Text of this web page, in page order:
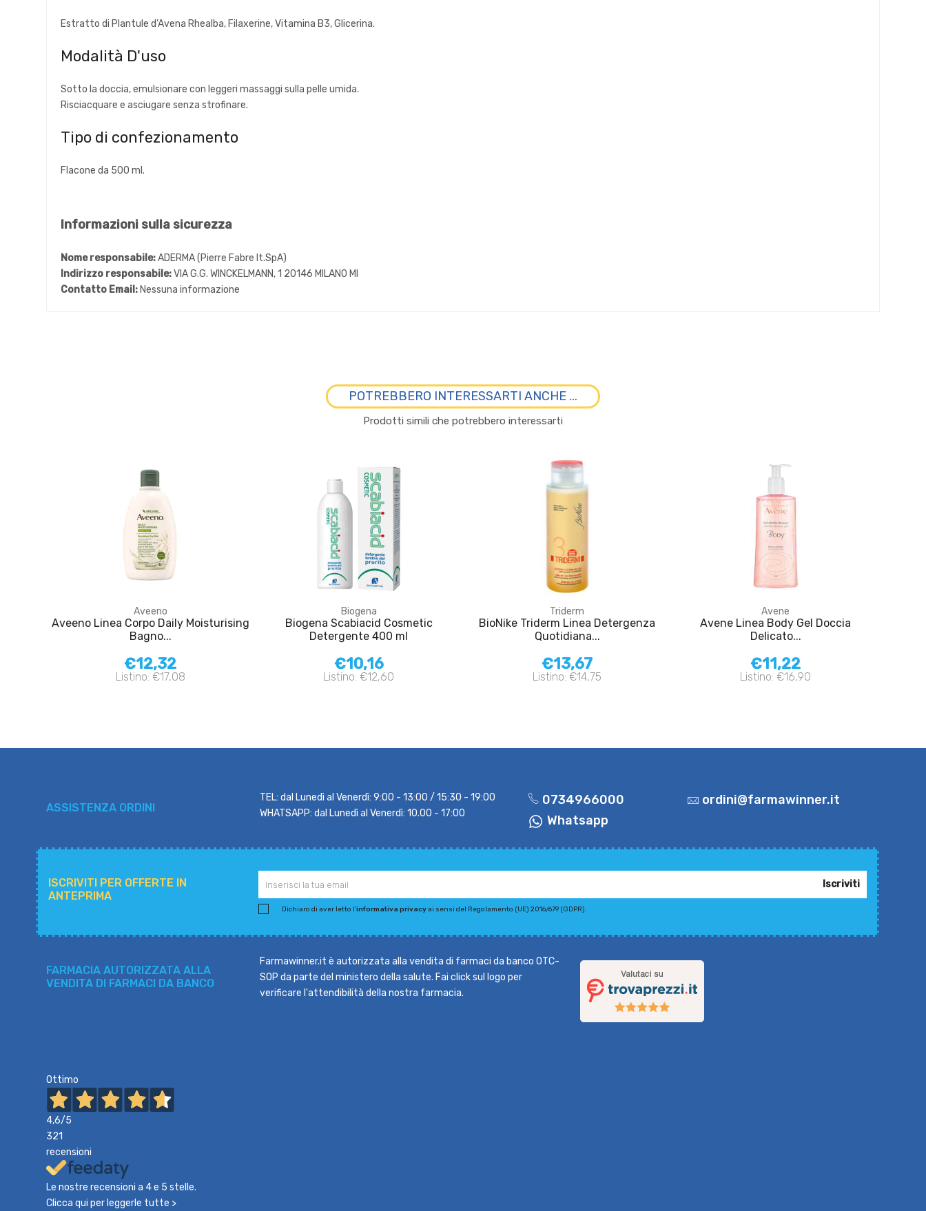
Estratto di Plantule d’Avena Rhealba, Filaxerine, Vitamina B3, Glicerina.
Modalità D'uso
Sotto la doccia, emulsionare con leggeri massaggi sulla pelle umida.
Risciacquare e asciugare senza strofinare.
Tipo di confezionamento
Flacone da 500 ml.
Informazioni sulla sicurezza
Nome responsabile:ADERMA (Pierre Fabre It.SpA)
Indirizzo responsabile:VIA G.G. WINCKELMANN, 1 20146 MILANO MI
Contatto Email: Nessuna informazione
POTREBBERO INTERESSARTI ANCHE ...
Prodotti simili che potrebbero interessarti
Aveeno
Aveeno Linea Corpo Daily Moisturising
Bagno...
€12,32
Listino: €17,08
Biogena
Biogena Scabiacid Cosmetic
Detergente 400 ml
€10,16
Listino: €12,60
Triderm
BioNike Triderm Linea Detergenza
Quotidiana...
€13,67
Listino: €14,75
Avene
Avene Linea Body Gel Doccia
Delicato...
€11,22
Listino: €16,90
ASSISTENZA ORDINI
TEL: dal Lunedì al Venerdì: 9:00 - 13:00 / 15:30 - 19:00
WHATSAPP: dal Lunedì al Venerdì: 10.00 - 17:00
0734966000
Whatsapp
ordini@farmawinner.it
ISCRIVITI PER OFFERTE IN
ANTEPRIMA
Iscriviti
Dichiaro di aver letto l'informativa privacyai sensi del Regolamento (UE) 2016/679 (GDPR).
FARMACIA AUTORIZZATA ALLA
VENDITA DI FARMACI DA BANCO
Farmawinner.it è autorizzata alla vendita di farmaci da banco OTC-
SOP da parte del ministero della salute. Fai click sul logo per
verificare l'attendibilità della nostra farmacia.
Ottimo
4,6/5
321
recensioni
Le nostre recensioni a 4 e 5 stelle.
Clicca qui per leggerle tutte >